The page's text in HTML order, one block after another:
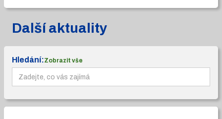
Další aktuality
Hledání:Zobrazit vše